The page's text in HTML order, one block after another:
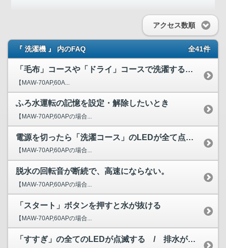
アクセス数順
『 洗濯機 』 内のFAQ 全41件
「毛布」コースや「ドライ」コースで洗濯するときは、別売りの...
【MAW-70AP,60A...
ふろ水運転の記憶を設定・解除したいとき
【MAW-70AP,60APの場合...
電源を切ったら「洗濯コース」のLEDが全て点灯した。
【MAW-70AP,60APの場合...
脱水の回転音が断続で、高速にならない。
【MAW-70AP,60APの場合...
「スタート」ボタンを押すと水が抜ける
【MAW-70AP,60APの場合...
「すすぎ」の全てのLEDが点滅する / 排水ができない /...